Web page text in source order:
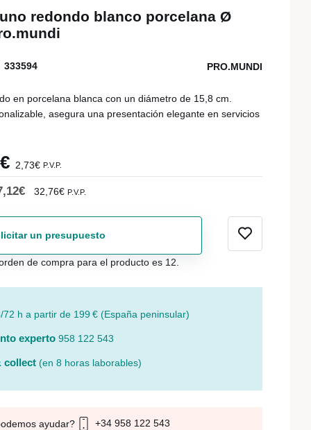
redondo blanco porcelana Ø
333594 PRO.MUNDI
en porcelana blanca con un diámetro de 15,8 cm.
asegura una presentación elegante en servicios
2,73€ P.V.P.
32,76€ P.V.P.
un presupuesto
de compra para el producto es 12.
72 h a partir de 199 € (España peninsular)
experto 958 122 543
collect (en 8 horas laborables)
ayudar? +34 958 122 543